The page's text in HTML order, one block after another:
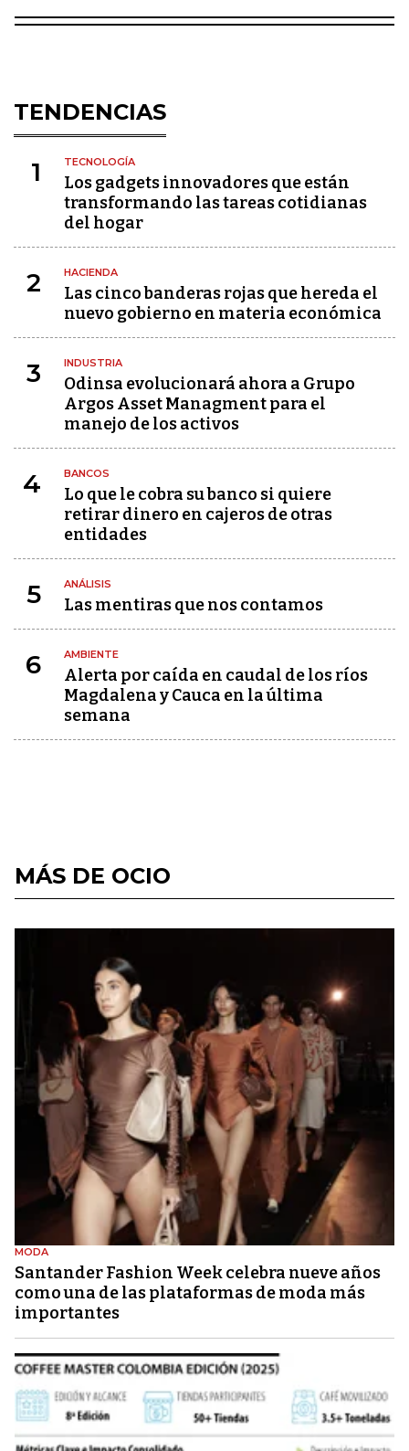
TENDENCIAS
1 TECNOLOGÍA
Los gadgets innovadores que están
transformando las tareas cotidianas
del hogar
2 HACIENDA
Las cinco banderas rojas que hereda el
nuevo gobierno en materia económica
3 INDUSTRIA
Odinsa evolucionará ahora a Grupo
Argos Asset Managment para el
manejo de los activos
4 BANCOS
Lo que le cobra su banco si quiere
retirar dinero en cajeros de otras
entidades
5 ANÁLISIS
Las mentiras que nos contamos
6 AMBIENTE
Alerta por caída en caudal de los ríos
Magdalena y Cauca en la última
semana
MÁS DE OCIO
MODA
Santander Fashion Week celebra nueve años
como una de las plataformas de moda más
importantes